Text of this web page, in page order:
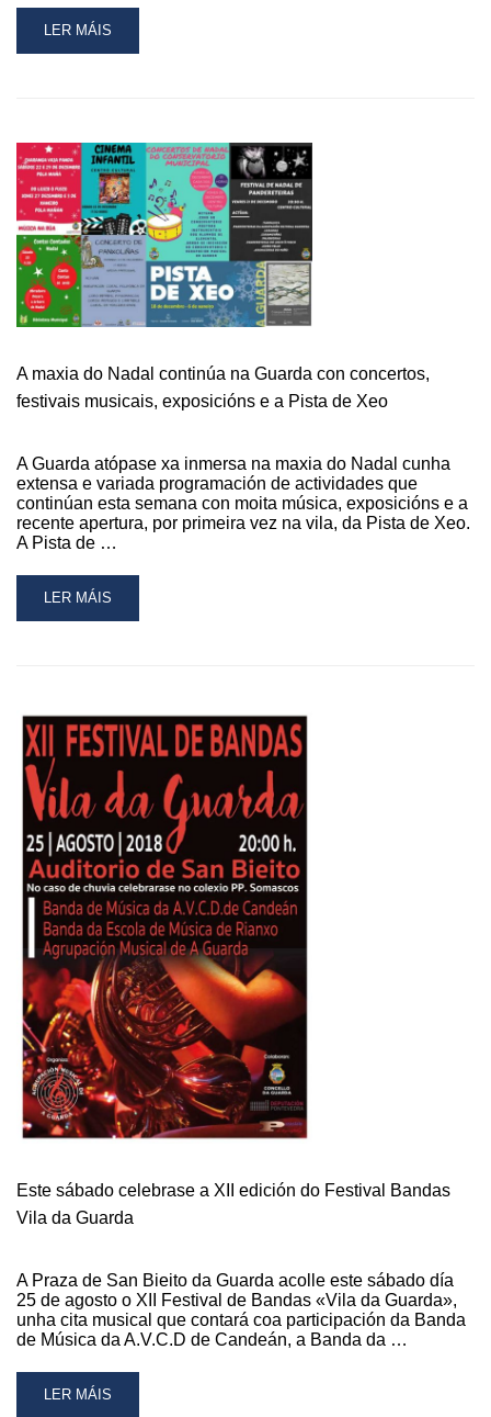
READ
MORE
DO
INTERLUDE
FEST
TERÁ
LUGAR
ESTE
SÁBADO
NO
SANTA
CRUZ
LER MÁIS
A maxia do Nadal continúa na Guarda con concertos,
festivais musicais, exposicións e a Pista de Xeo
A Guarda atópase xa inmersa na maxia do Nadal cunha
extensa e variada programación de actividades que
continúan esta semana con moita música, exposicións e a
recente apertura, por primeira vez na vila, da Pista de Xeo.
A Pista de …
READ
MORE
NADAL
CONTINÚA
NA
GUARDA
CON
CONCERTOS,
FESTIVAIS
MUSICAIS,
EXPOSICIÓNS
E
A
PISTA
DE
XEO
LER MÁIS
Este sábado celebrase a XII edición do Festival Bandas
Vila da Guarda
A Praza de San Bieito da Guarda acolle este sábado día
25 de agosto o XII Festival de Bandas «Vila da Guarda»,
unha cita musical que contará coa participación da Banda
de Música da A.V.C.D de Candeán, a Banda da …
READ
LER MÁIS